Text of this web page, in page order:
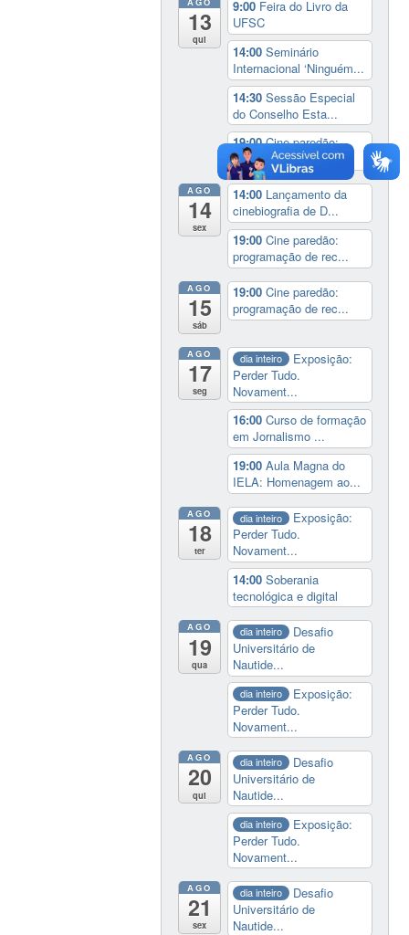
13
qui
9:00 Feira do Livro da
UFSC
14:00Seminário
Internacional ‘Ninguém...
14:30Sessão Especial
do Conselho Esta...
19:00Cine paredão:
programação de rec...
AGO
14
sex
14:00 Lançamento da
cinebiografia de D...
19:00Cine paredão:
programação de rec...
AGO
15
sáb
19:00Cine paredão:
programação de rec...
AGO
17
seg
dia inteiro
Exposição:
Perder Tudo.
Novament...
16:00Curso de formação
em Jornalismo ...
19:00Aula Magna do
IELA: Homenagem ao...
AGO
18
ter
dia inteiro
Exposição:
Perder Tudo.
Novament...
14:00Soberania
tecnológica e digital
AGO
19
qua
dia inteiro
Desafio
Universitário de
Nautide...
dia inteiro
Exposição:
Perder Tudo.
Novament...
AGO
20
qui
dia inteiro
Desafio
Universitário de
Nautide...
dia inteiro
Exposição:
Perder Tudo.
Novament...
AGO
21
sex
dia inteiro
Desafio
Universitário de
Nautide...